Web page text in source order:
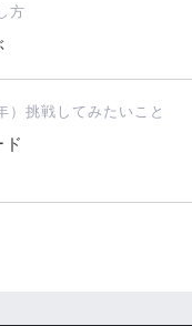
方
）挑戦してみたいこと